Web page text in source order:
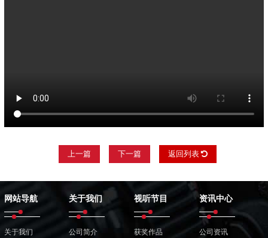
上一篇 下一篇 返回列表
网站导航
关于我们
关于我们
公司简介
视听节目
获奖作品
资讯中心
公司资讯